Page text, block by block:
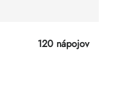
120 nápojov